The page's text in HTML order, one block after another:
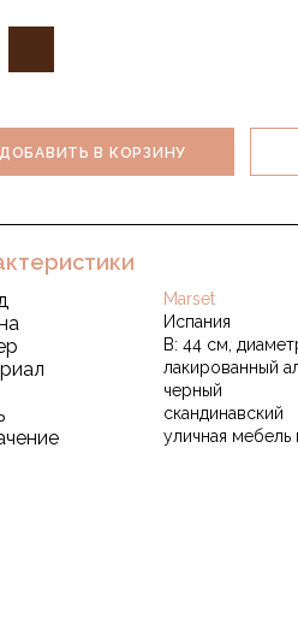
ДОБАВИТЬ В КОРЗИНУ
Marset
Испания
В: 44 см,
лакированный
черный
скандинавский
уличная